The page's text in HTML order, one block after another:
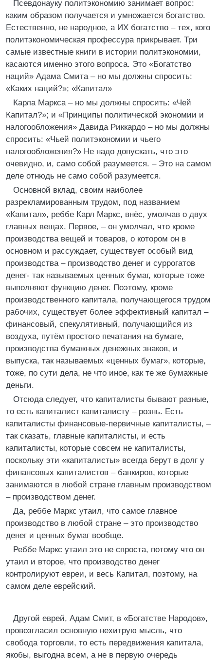
Псевдонауку политэкономию занимает вопрос:
каким образом получается и умножается богатство.
Естественно, не народное, а ИХ богатство – тех, кого
политэкономическая профессура прикрывает. Три
самые известные книги в истории политэкономии,
касаются именно этого вопроса. Это «Богатство
наций» Адама Смита – но мы должны спросить:
«Каких наций?»; «Капитал»
Карла Маркса – но мы должны спросить: «Чей
Капитал?»; и «Принципы политической экономии и
налогообложения» Давида Риккардо – но мы должны
спросить: «Чьей политэкономии и чьего
налогообложения?» Не надо допускать, что это
очевидно, и, само собой разумеется. – Это на самом
деле отнюдь не само собой разумеется.
Основной вклад, своим наиболее
разрекламированным трудом, под названием
«Капитал», реббе Карл Маркс, внёс, умолчав о двух
главных вещах. Первое, – он умолчал, что кроме
производства вещей и товаров, о котором он в
основном и рассуждает, существует особый вид
производства – производство денег и суррогатов
денег- так называемых ценных бумаг, которые тоже
выполняют функцию денег. Поэтому, кроме
производственного капитала, получающегося трудом
рабочих, существует более эффективный капитал –
финансовый, спекулятивный, получающийся из
воздуха, путём простого печатания на бумаге,
производства бумажных денежных знаков, и
выпуска, так называемых «ценных бумаг», которые,
тоже, по сути дела, не что иное, как те же бумажные
деньги.
Отсюда следует, что капиталисты бывают разные,
то есть капиталист капиталисту – рознь. Есть
капиталисты финансовые-первичные капиталисты, –
так сказать, главные капиталисты, и есть
капиталисты, которые совсем не капиталисты,
поскольку эти «капиталисты» всегда берут в долг у
финансовых капиталистов – банкиров, которые
занимаются в любой стране главным производством
– производством денег.
Да, реббе Маркс утаил, что самое главное
производство в любой стране – это производство
денег и ценных бумаг вообще.
Реббе Маркс утаил это не спроста, потому что он
утаил и второе, что производство денег
контролируют евреи, и весь Капитал, поэтому, на
самом деле еврейский.
Другой еврей, Адам Смит, в «Богатстве Народов»,
провозгласил основную нехитрую мысль, что
свобода торговли, то есть передвижения капитала,
якобы, выгодна всем, а не в первую очередь